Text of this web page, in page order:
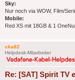
Sky:
Nur noch via WOW, Film/
Mobile:
Red XS mit 18GB & 1
cka82
Helpdesk-Mitarbeiter
Re: [SAT] Spirit TV